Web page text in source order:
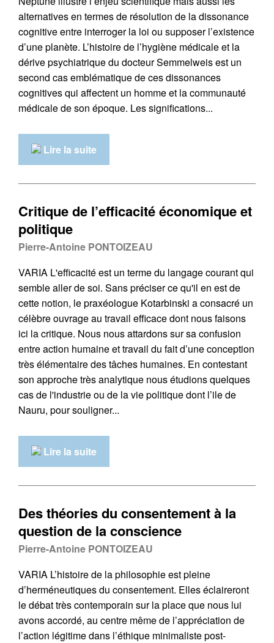
alternatives en termes de résolution de la dissonance
cognitive entre interroger la loi ou supposer l’existence
d’une planète. L’histoire de l’hygiène médicale et la
dérive psychiatrique du docteur Semmelweis est un
second cas emblématique de ces dissonances
cognitives qui affectent un homme et la communauté
médicale de son époque. Les significations...
Lire la suite
Critique de l’efficacité économique et
politique
Pierre-Antoine PONTOIZEAU
VARIA L'efficacité est un terme du langage courant qui
semble aller de soi. Sans préciser ce qu'il en est de
cette notion, le praxéologue Kotarbinski a consacré un
célèbre ouvrage au travail efficace dont nous faisons
ici la critique. Nous nous attardons sur sa confusion
entre action humaine et travail du fait d’une conception
très élémentaire des tâches humaines. En contestant
son approche très analytique nous étudions quelques
cas de l'industrie ou de la vie politique dont l’ile de
Nauru, pour souligner...
Lire la suite
Des théories du consentement à la
question de la conscience
Pierre-Antoine PONTOIZEAU
VARIA L’histoire de la philosophie est pleine
d’herméneutiques du consentement. Elles éclaireront
le débat très contemporain sur la place que nous lui
avons accordé, au centre même de l’appréciation de
l’action légitime dans l’éthique minimaliste post-